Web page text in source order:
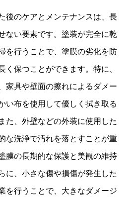
後のケアとメンテナンスは、長
ない要素です。塗装が完全に乾
を行うことで、塗膜の劣化を防
く保つことができます。特に、
家具や壁面の擦れによるダメー
い布を使用して優しく拭き取る
た、外壁などの外装に使用した
な洗浄で汚れを落とすことが重
膜の長期的な保護と美観の維持
に、小さな傷や損傷が発生した
を行うことで、大きなダメージ